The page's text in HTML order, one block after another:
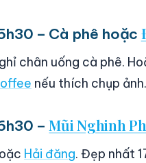
– Cà phê hoặc
chân uống cà phê.
nếu thích chụp ảnh.
–Mũi Nghinh
Hải đăng. Đẹp nhất